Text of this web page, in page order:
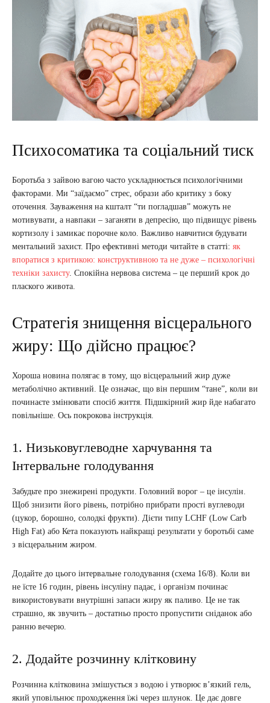
Психосоматика та соціальний тиск
Боротьба з зайвою вагою часто ускладнюється психологічними
факторами. Ми “заїдаємо” стрес, образи або критику з боку
оточення. Зауваження на кшталт “ти погладшав” можуть не
мотивувати, а навпаки – заганяти в депресію, що підвищує рівень
кортизолу і замикає порочне коло. Важливо навчитися будувати
ментальний захист. Про ефективні методи читайте в статті: як
впоратися з критикою: конструктивною та не дуже – психологічні
техніки захисту. Спокійна нервова система – це перший крок до
плаского живота.
Стратегія знищення вісцерального
жиру: Що дійсно працює?
Хороша новина полягає в тому, що вісцеральний жир дуже
метаболічно активний. Це означає, що він першим “тане”, коли ви
починаєте змінювати спосіб життя. Підшкірний жир йде набагато
повільніше. Ось покрокова інструкція.
1. Низьковуглеводне харчування та
Інтервальне голодування
Забудьте про знежирені продукти. Головний ворог – це інсулін.
Щоб знизити його рівень, потрібно прибрати прості вуглеводи
(цукор, борошно, солодкі фрукти). Дієти типу LCHF (Low Carb
High Fat) або Кета показують найкращі результати у боротьбі саме
з вісцеральним жиром.
Додайте до цього інтервальне голодування (схема 16/8). Коли ви
не їсте 16 годин, рівень інсуліну падає, і організм починає
використовувати внутрішні запаси жиру як паливо. Це не так
страшно, як звучить – достатньо просто пропустити сніданок або
ранню вечерю.
2. Додайте розчинну клітковину
Розчинна клітковина змішується з водою і утворює в’язкий гель,
який уповільнює проходження їжі через шлунок. Це дає довге